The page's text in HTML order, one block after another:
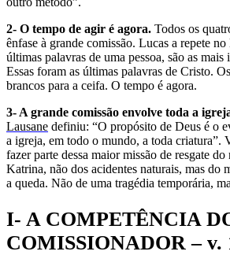
2- O tempo de agir é agora. Todos os
ênfase à grande comissão. Lucas a repete
últimas palavras de uma pessoa, são as mais
Essas foram as últimas palavras de Cristo.
brancos para a ceifa. O tempo é agora.
3- A grande comissão envolve toda a
Lausane definiu: “O propósito de Deus é o
a igreja, em todo o mundo, a toda criatura”.
fazer parte dessa maior missão de resgate
Katrina, não dos acidentes naturais, mas do
a queda. Não de uma tragédia temporária,
I- A COMPETÊNCIA
COMISSIONADOR – v.